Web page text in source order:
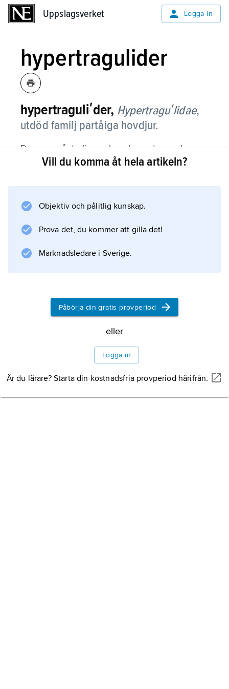
Uppslagsverket Logga in
hypertragulider
hypertraguliʹder, Hypertraguʹlidae,
utdöd familj partåiga hovdjur.
De var små, troligen skogslevande varelser
som till utseende och ekologi påminde om de
miocen (för ca 40–15 miljoner år sedan).
Information om artikeln
Vill du komma åt hela artikeln?
Objektiv och pålitlig kunskap.
Prova det, du kommer att gilla det!
Marknadsledare i Sverige.
Påbörja din gratis provperiod
eller
Logga in
Är du lärare? Starta din kostnadsfria provperiod härifrån.